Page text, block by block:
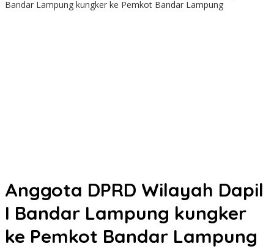
Bandar Lampung kungker ke Pemkot Bandar Lampung
Anggota DPRD Wilayah Dapil
I Bandar Lampung kungker
ke Pemkot Bandar Lampung